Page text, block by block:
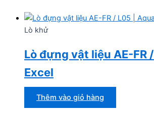
Lò khử
Lò đựng vật liệu AE-FR
Excel
Thêm vào giỏ hàng